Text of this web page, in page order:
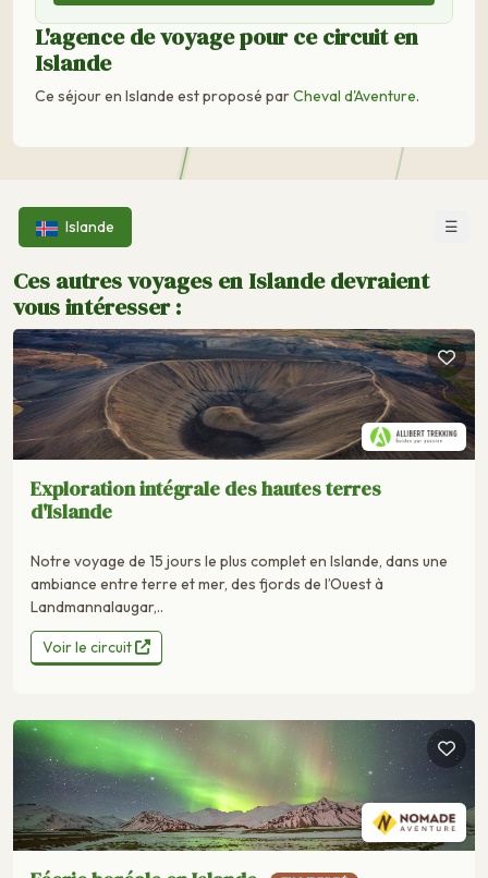
L'agence de voyage pour ce circuit en
Islande
Ce séjour en Islande est proposé parCheval d'Aventure.
Islande ☰
Ces autres voyages en Islande devraient
vous intéresser :
Exploration intégrale des hautes terres
d'Islande
Notre voyage de 15 jours le plus complet en Islande, dans une
ambiance entre terre et mer, des fjords de l’Ouest à
Landmannalaugar,..
Voir le circuit